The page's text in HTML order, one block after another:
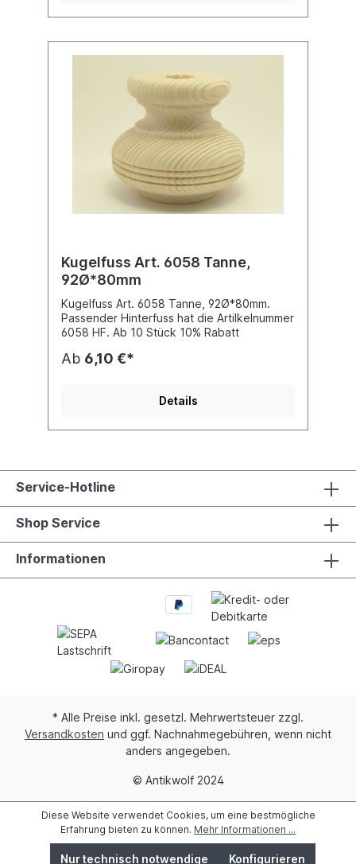
Kugelfuss Art. 6058 Tanne,
92Ø*80mm
Kugelfuss Art. 6058 Tanne, 92Ø*80mm.
Passender Hinterfuss hat die Artilkelnummer
6058 HF. Ab 10 Stück 10% Rabatt
Ab 6,10 €*
Details
Service-Hotline
Shop Service
Informationen
* Alle Preise inkl. gesetzl. Mehrwertsteuer zzgl.
Versandkosten und ggf. Nachnahmegebühren, wenn nicht
anders angegeben.
© Antikwolf 2024
Diese Website verwendet Cookies, um eine bestmögliche
Erfahrung bieten zu können. Mehr Informationen ...
Nur technisch notwendige Konfigurieren